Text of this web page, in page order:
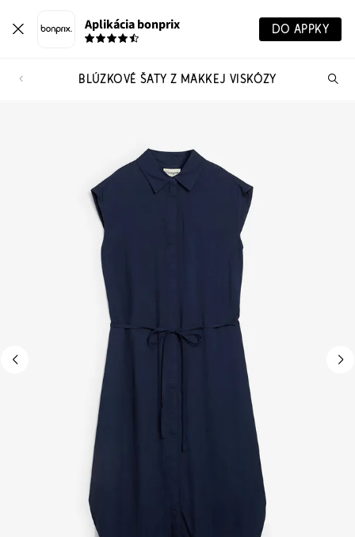
Aplikácia bonprix DO APPKY
BLÚZKOVÉ ŠATY Z MÄKKEJ VISKÓZY